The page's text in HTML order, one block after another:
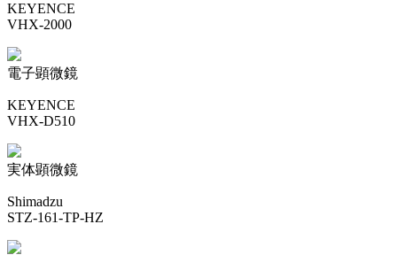
KEYENCE
VHX-2000
電子顕微鏡
KEYENCE
VHX-D510
実体顕微鏡
Shimadzu
STZ-161-TP-HZ